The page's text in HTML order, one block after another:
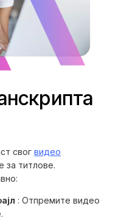
свогвидео
за титлове.
: Отпремите видео